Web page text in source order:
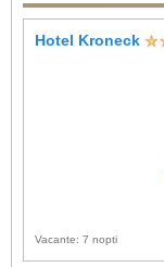
Hotel Kroneck
Vacante: 7 nopti